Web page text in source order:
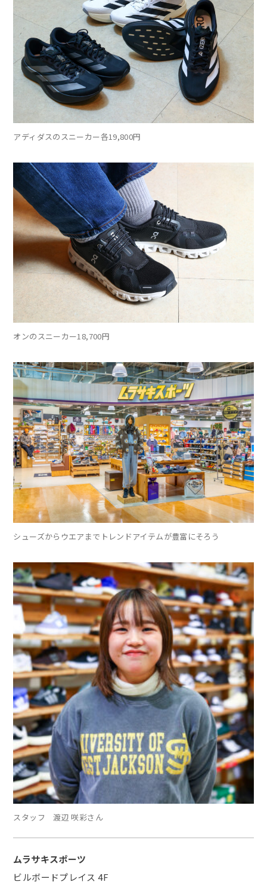
アディダスのスニーカー各19,800円
オンのスニーカー18,700円
シューズからウエアまでトレンドアイテムが豊富にそろう
スタッフ 渡辺 咲彩さん
ムラサキスポーツ
ビルボードプレイス 4F